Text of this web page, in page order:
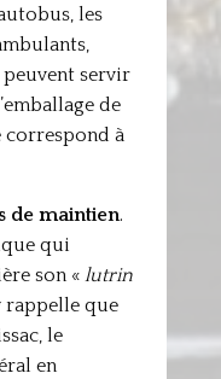
les
peuvent servir
de
correspond à
de maintien.
qui
son « lutrin
rappelle que
le
en